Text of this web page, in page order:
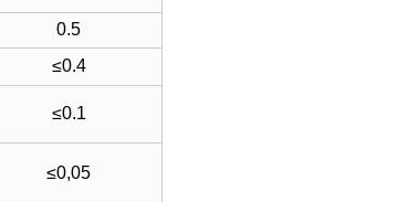
0.5
≤0.4
≤0.1
≤0,05